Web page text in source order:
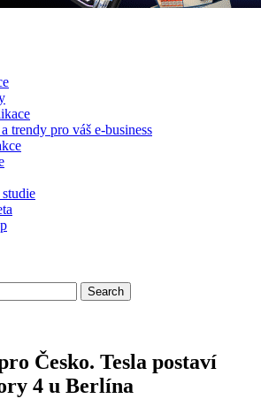
trendy pro váš e-business
Česko. Tesla postaví
4 u Berlína